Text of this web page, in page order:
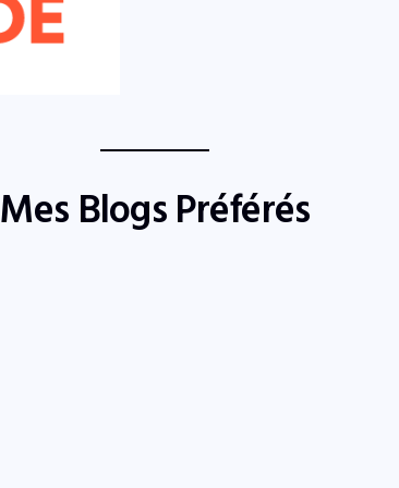
Mes Blogs Préférés